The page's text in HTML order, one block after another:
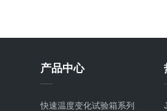
产品中心
快速温度变化试验箱系列